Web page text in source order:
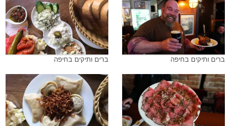
ברים ותיקים בחיפה ברים ותיקים בחיפה